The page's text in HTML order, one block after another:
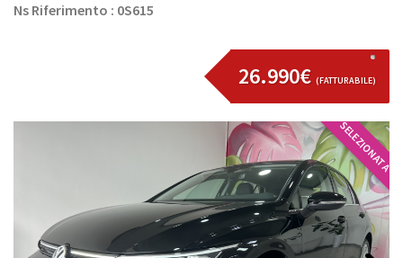
Ns Riferimento : 0S615
26.990€ (FATTURABILE)
SELEZIONATA